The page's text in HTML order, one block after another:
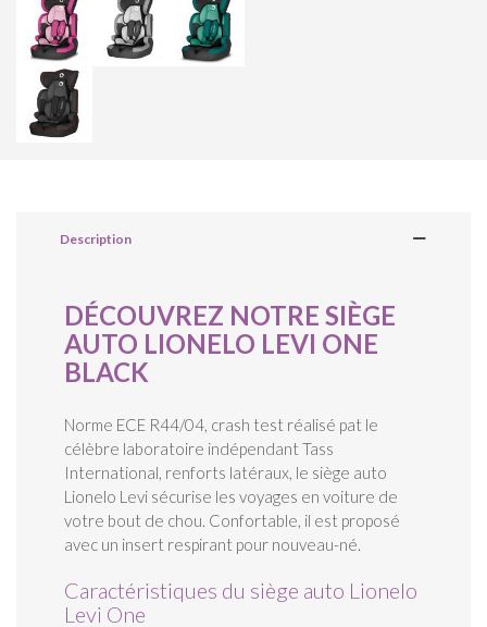
Description
DÉCOUVREZ NOTRE SIÈGE
AUTO LIONELO LEVI ONE
BLACK
Norme ECE R44/04, crash test réalisé pat le
célèbre laboratoire indépendant Tass
International, renforts latéraux, le siège auto
Lionelo Levi sécurise les voyages en voiture de
votre bout de chou. Confortable, il est proposé
avec un insert respirant pour nouveau-né.
Caractéristiques du siège auto Lionelo
Levi One